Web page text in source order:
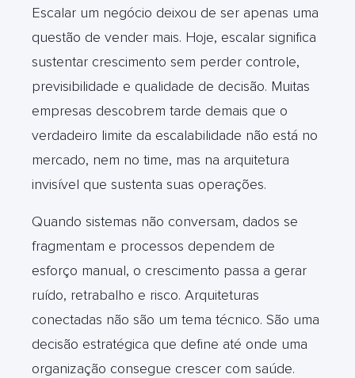
Escalar um negócio deixou de ser apenas uma
questão de vender mais. Hoje, escalar significa
sustentar crescimento sem perder controle,
previsibilidade e qualidade de decisão. Muitas
empresas descobrem tarde demais que o
verdadeiro limite da escalabilidade não está no
mercado, nem no time, mas na arquitetura
invisível que sustenta suas operações.
Quando sistemas não conversam, dados se
fragmentam e processos dependem de
esforço manual, o crescimento passa a gerar
ruído, retrabalho e risco. Arquiteturas
conectadas não são um tema técnico. São uma
decisão estratégica que define até onde uma
organização consegue crescer com saúde.